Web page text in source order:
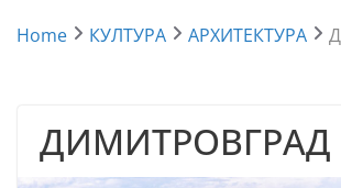
Home КУЛТУРА АРХИТЕКТУРА
ДИМИТРОВГРАД